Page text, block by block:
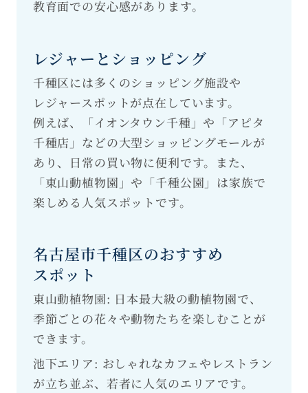
教育面での安心感があります。
レジャーとショッピング
千種区には多くのショッピング施設や
レジャースポットが点在しています。
例えば、「イオンタウン千種」や「アピタ
千種店」などの大型ショッピングモールが
あり、日常の買い物に便利です。また、
「東山動植物園」や「千種公園」は家族で
楽しめる人気スポットです。
名古屋市千種区のおすすめ
スポット
東山動植物園: 日本最大級の動植物園で、
季節ごとの花々や動物たちを楽しむことが
できます。
池下エリア: おしゃれなカフェやレストラン
が立ち並ぶ、若者に人気のエリアです。